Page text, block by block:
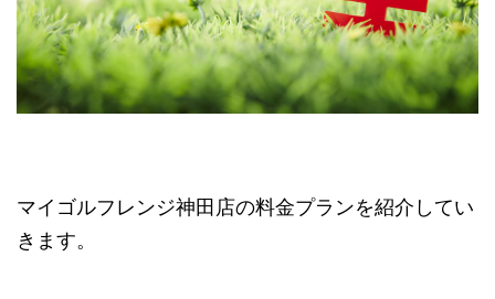
マイゴルフレンジ神田店の料金プランを紹介してい
きます。